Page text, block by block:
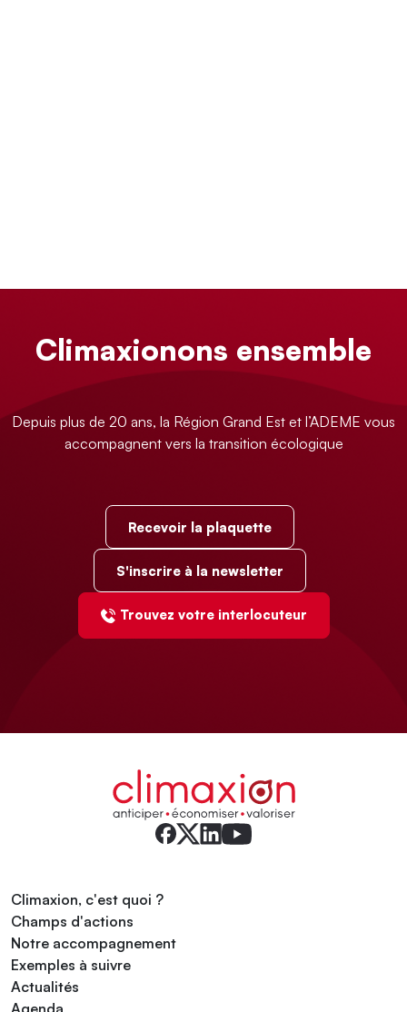
Climaxionons ensemble
Depuis plus de 20 ans, la Région Grand Est et l’ADEME vous
accompagnent vers la transition écologique
Recevoir la plaquette
S'inscrire à la newsletter
Trouvez votre interlocuteur
Climaxion, c'est quoi ?
Champs d'actions
Notre accompagnement
Exemples à suivre
Actualités
Agenda